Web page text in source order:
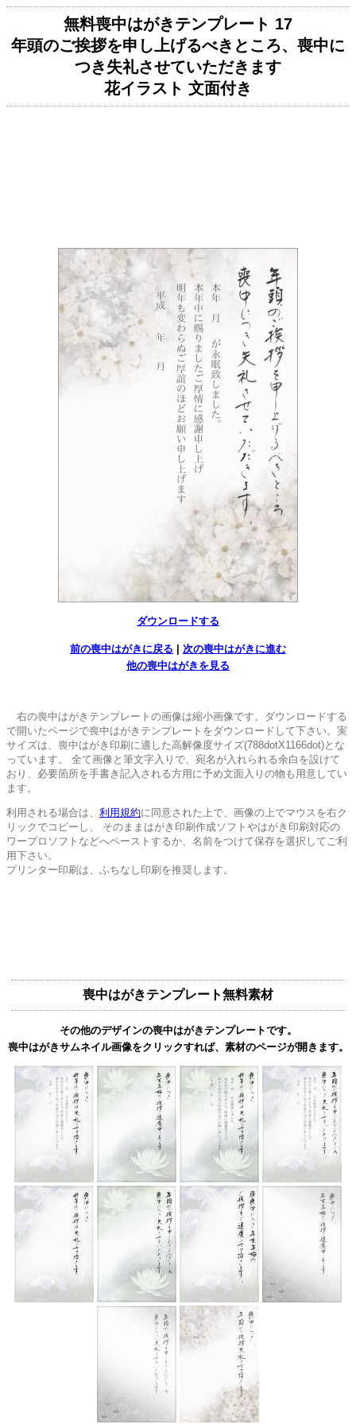
無料喪中はがきテンプレート 17
年頭のご挨拶を申し上げるべきところ、喪中に
つき失礼させていただきます
花イラスト 文面付き
ダウンロードする
前の喪中はがきに戻る | 次の喪中はがきに進む
他の喪中はがきを見る
右の喪中はがきテンプレートの画像は縮小画像です。ダウンロードする
で開いたページで喪中はがきテンプレートをダウンロードして下さい。実
サイズは、喪中はがき印刷に適した高解像度サイズ(788dotX1166dot)とな
っています。 全て画像と筆文字入りで、宛名が入れられる余白を設けて
おり、必要箇所を手書き記入される方用に予め文面入りの物も用意してい
ます。
利用される場合は、 利用規約に同意された上で、画像の上でマウスを右ク
リックでコピーし、 そのままはがき印刷作成ソフトやはがき印刷対応の
ワープロソフトなどへペーストするか、名前をつけて保存を選択してご利
用下さい。
プリンター印刷は、ふちなし印刷を推奨します。
喪中はがきテンプレート無料素材
その他のデザインの喪中はがきテンプレートです。
喪中はがきサムネイル画像をクリックすれば、素材のページが開きます。